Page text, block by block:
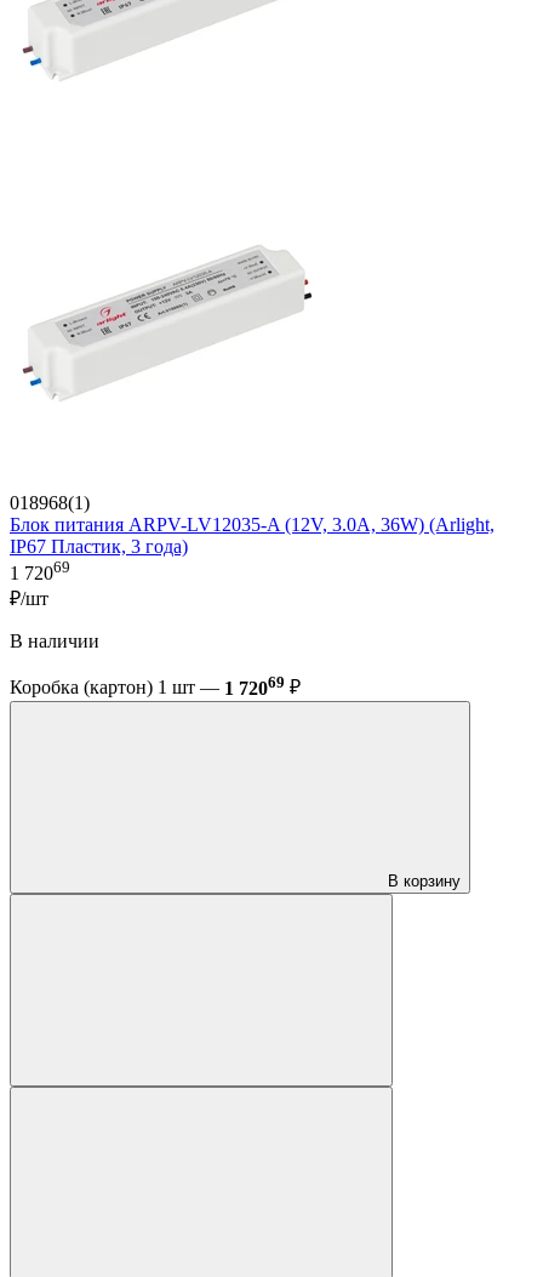
018968(1)
Блок питания ARPV-LV12035-A (12V, 3.0A, 36W) (Arlight,
IP67 Пластик, 3 года)
1 72069
₽/шт
В наличии
Коробка (картон) 1 шт — 1 72069 ₽
В корзину